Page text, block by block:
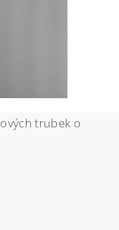
trubek o